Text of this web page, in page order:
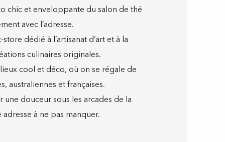
chic et enveloppante du salon de thé
avec l’adresse.
dédié à l’artisanat d’art et à la
culinaires originales.
cool et déco, où on se régale de
australiennes et françaises.
douceur sous les arcades de la
à ne pas manquer.